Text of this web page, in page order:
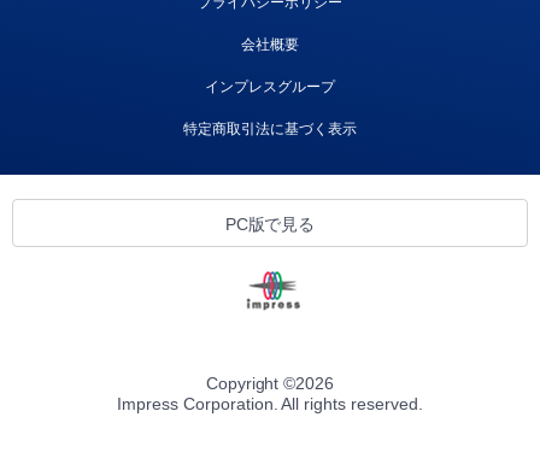
会社概要
インプレスグループ
特定商取引法に基づく表示
PC版で見る
Copyright ©2026
Impress Corporation. All rights reserved.